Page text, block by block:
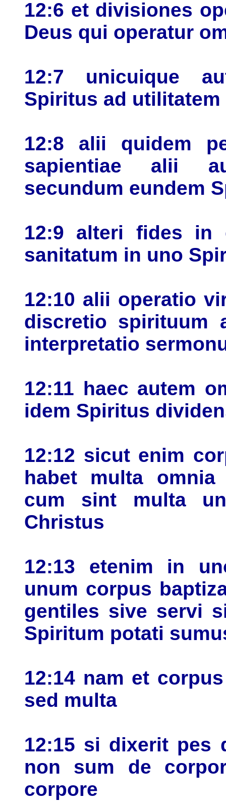
12:6 et divisiones
Deus qui operatur
12:7 unicuique
Spiritus ad utilitatem
12:8 alii quidem
sapientiae alii
secundum eundem
12:9 alteri fides in
sanitatum in uno
12:10 alii operatio
discretio spirituum
interpretatio
12:11 haec autem
idem Spiritus
12:12 sicut enim
habet multa omnia
cum sint multa
Christus
12:13 etenim in
unum corpus
gentiles sive servi
Spiritum potati
12:14 nam et
sed multa
12:15 si dixerit pes
non sum de
corpore